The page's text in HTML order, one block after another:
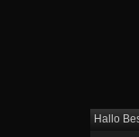
Hallo